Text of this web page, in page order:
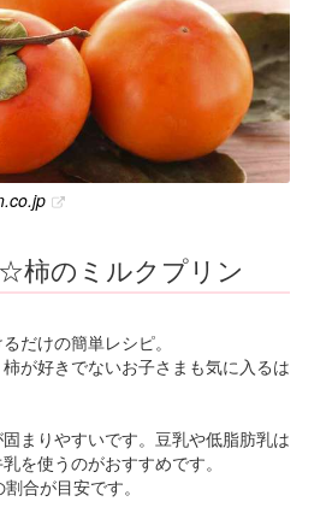
柿のミルクプリン
だけの簡単レシピ。
が好きでないお子さまも気に入るは
まりやすいです。豆乳や低脂肪乳は
を使うのがおすすめです。
合が目安です。